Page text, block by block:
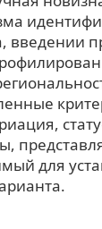
введении
для